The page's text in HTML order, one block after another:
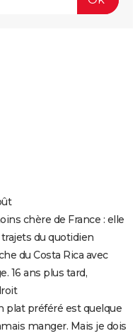
chère de France : elle
du quotidien
du Costa Rica avec
16 ans plus tard,
plat préféré est quelque
manger. Mais je dois